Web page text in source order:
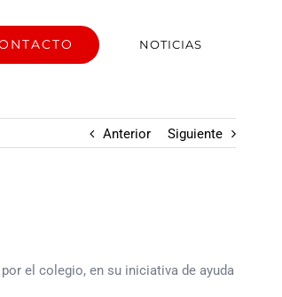
NOTICIAS
Anterior Siguiente
el colegio, en su iniciativa de ayuda